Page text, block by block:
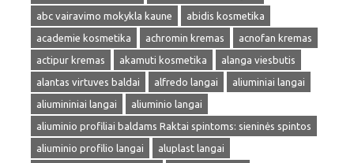
abc vairavimo mokykla kaune
abidis kosmetika
academie kosmetika
achromin kremas
acnofan kremas
actipur kremas
akamuti kosmetika
alanga viesbutis
alantas virtuves baldai
alfredo langai
aliuminiai langai
aliumininiai langai
aliuminio langai
aliuminio profiliai baldams Raktai spintoms: sieninės spintos
aliuminio profilio langai
aluplast langai